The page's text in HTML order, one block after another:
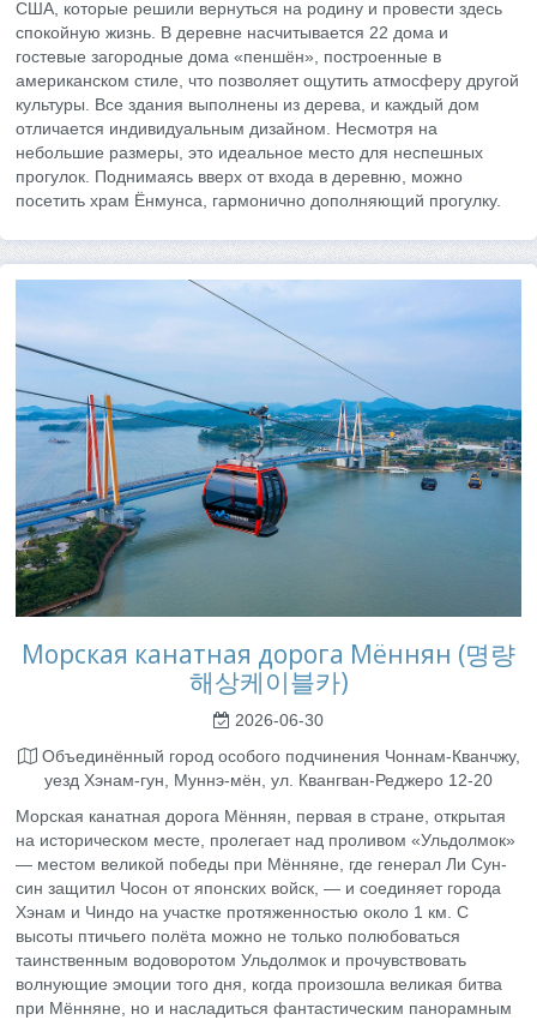
США, которые решили вернуться на родину и провести здесь
спокойную жизнь. В деревне насчитывается 22 дома и
гостевые загородные дома «пеншён», построенные в
американском стиле, что позволяет ощутить атмосферу другой
культуры. Все здания выполнены из дерева, и каждый дом
отличается индивидуальным дизайном. Несмотря на
небольшие размеры, это идеальное место для неспешных
прогулок. Поднимаясь вверх от входа в деревню, можно
посетить храм Ёнмунса, гармонично дополняющий прогулку.
Морская канатная дорога Мённян (명량
해상케이블카)
2026-06-30
Объединённый город особого подчинения Чоннам-Кванчжу,
уезд Хэнам-гун, Муннэ-мён, ул. Квангван-Реджеро 12-20
Морская канатная дорога Мённян, первая в стране, открытая
на историческом месте, пролегает над проливом «Ульдолмок»
— местом великой победы при Мённяне, где генерал Ли Сун-
син защитил Чосон от японских войск, — и соединяет города
Хэнам и Чиндо на участке протяженностью около 1 км. С
высоты птичьего полёта можно не только полюбоваться
таинственным водоворотом Ульдолмок и прочувствовать
волнующие эмоции того дня, когда произошла великая битва
при Мённяне, но и насладиться фантастическим панорамным